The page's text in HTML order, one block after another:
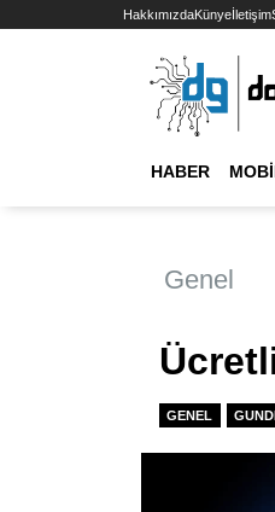
HakkımızdaKünyeİletişim
HABER
Genel
GENEL